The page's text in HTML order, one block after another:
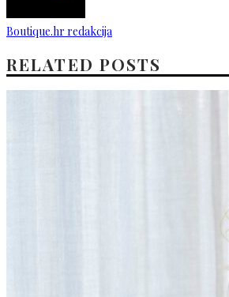
Boutique.hr redakcija
RELATED POSTS